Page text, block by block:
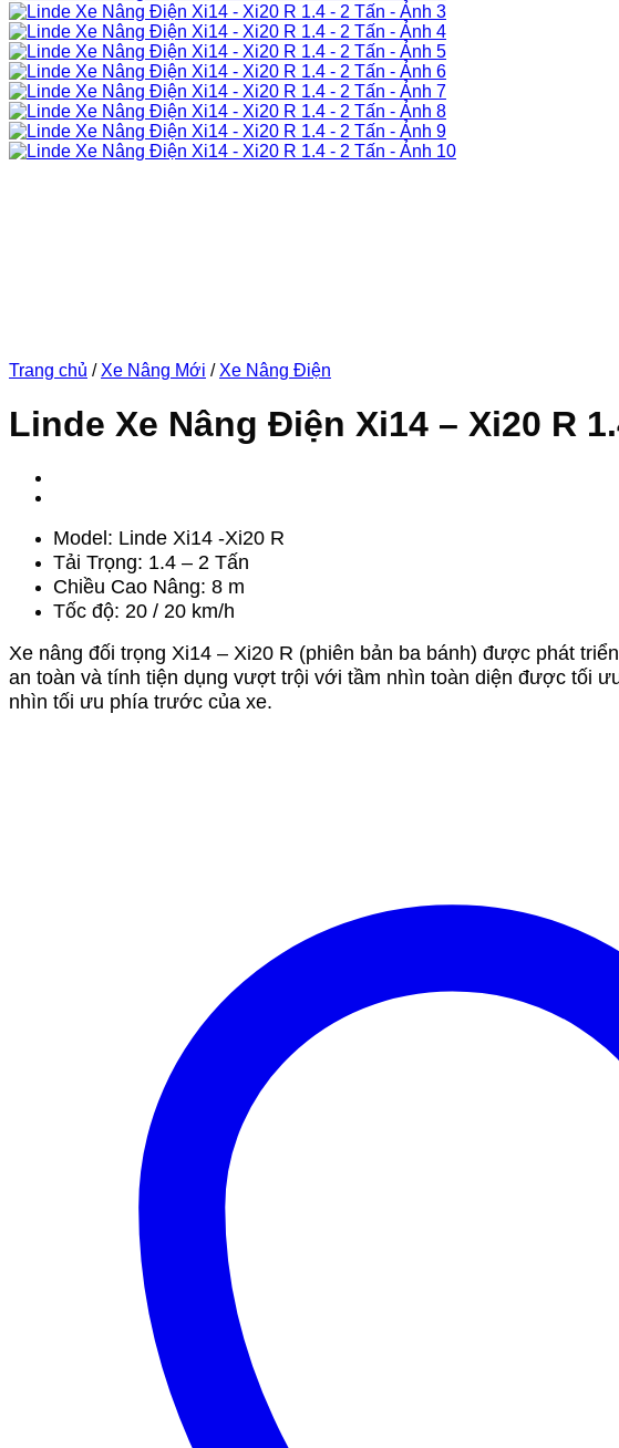
Trang chủ / Xe Nâng Mới / Xe Nâng Điện
Linde Xe Nâng Điện Xi14 – Xi20 R
Model: Linde Xi14 -Xi20 R
Tải Trọng: 1.4 – 2 Tấn
Chiều Cao Nâng: 8 m
Tốc độ: 20 / 20 km/h
Xe nâng đối trọng Xi14 – Xi20 R (phiên bản ba bánh) được phát
an toàn và tính tiện dụng vượt trội với tầm nhìn toàn diện được tối
nhìn tối ưu phía trước của xe.